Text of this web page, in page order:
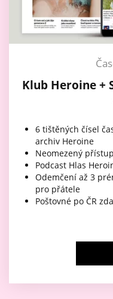
Klub Heroine +
6 tištěných čísel
archiv Heroine
Neomezený
Podcast Hlas
Odemčení až 3
pro přátele
Poštovné po ČR